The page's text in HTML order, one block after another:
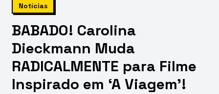
Notícias
BABADO! Carolina
Dieckmann Muda
RADICALMENTE para Filme
Inspirado em ‘A Viagem’!